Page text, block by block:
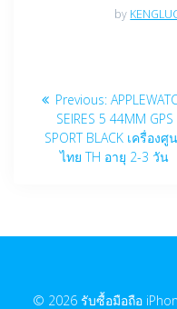
by
Post
navigation
Previous: Previous
post:
SEIRES 5 44MM GPS
SPORT BLACK เครื่องศู
ไทย TH อายุ 2-3 วัน
© 2026 รับซื้อมือถือ